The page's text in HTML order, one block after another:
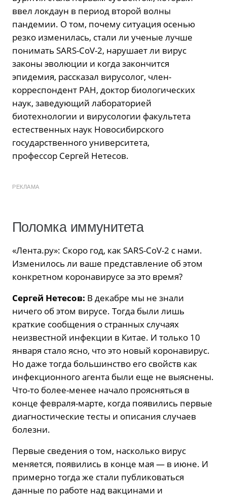
ввел локдаун в период второй волны
пандемии. О том, почему ситуация осенью
резко изменилась, стали ли ученые лучше
понимать SARS-CoV-2, нарушает ли вирус
законы эволюции и когда закончится
эпидемия, рассказал вирусолог, член-
корреспондент РАН, доктор биологических
наук, заведующий лабораторией
биотехнологии и вирусологии факультета
естественных наук Новосибирского
государственного университета,
профессор Сергей Нетесов.
РЕКЛАМА
Поломка иммунитета
«Лента.ру»: Скоро год, как SARS-CoV-2 с нами.
Изменилось ли ваше представление об этом
конкретном коронавирусе за это время?
Сергей Нетесов: В декабре мы не знали
ничего об этом вирусе. Тогда были лишь
краткие сообщения о странных случаях
неизвестной инфекции в Китае. И только 10
января стало ясно, что это новый коронавирус.
Но даже тогда большинство его свойств как
инфекционного агента были еще не выяснены.
Что-то более-менее начало проясняться в
конце февраля-марте, когда появились первые
диагностические тесты и описания случаев
болезни.
Первые сведения о том, насколько вирус
меняется, появились в конце мая — в июне. И
примерно тогда же стали публиковаться
данные по работе над вакцинами и